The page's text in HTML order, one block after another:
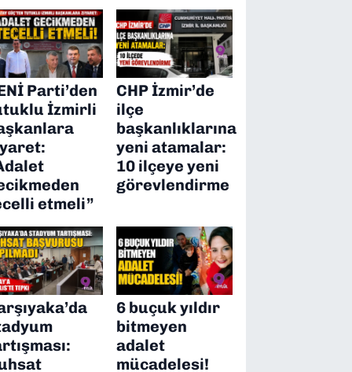
Parti’den
İzmirli
etmeli”
CHP İzmir’de
ilçe
başkanlıklarına
yeni atamalar:
10 ilçeye yeni
görevlendirme
6 buçuk yıldır
bitmeyen
adalet
mücadelesi!